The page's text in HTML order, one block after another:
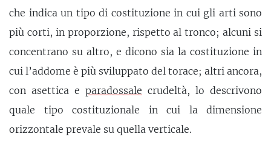
che indica un tipo di costituzione in cui gli arti sono
più corti, in proporzione, rispetto al tronco; alcuni si
concentrano su altro, e dicono sia la costituzione in
cui l’addome è più sviluppato del torace; altri ancora,
con asettica e paradossale crudeltà, lo descrivono
quale tipo costituzionale in cui la dimensione
orizzontale prevale su quella verticale.